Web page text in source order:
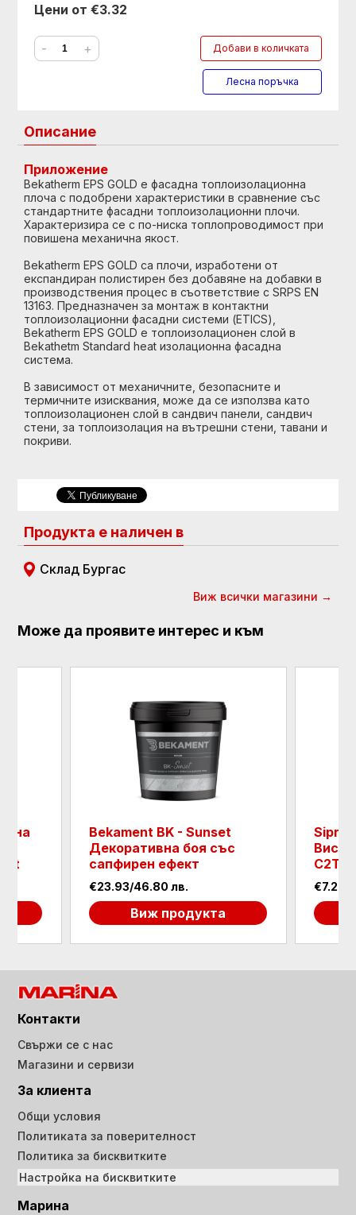
Цени от €3.32
- + Добави в количката
Лесна поръчка
Описание
Приложение
Bekatherm EPS GOLD е фасадна топлоизолационна
плоча с подобрени характеристики в сравнение със
стандартните фасадни топлоизолационни плочи.
Характеризира се с по-ниска топлопроводимост при
повишена механична якост.
Bekatherm EPS GOLD са плочи, изработени от
експандиран полистирен без добавяне на добавки в
производствения процес в съответствие с SRPS EN
13163. Предназначен за монтаж в контактни
топлоизолационни фасадни системи (ETICS),
Bekatherm EPS GOLD е топлоизолационен слой в
Bekathetm Standard heat изолационна фасадна
система.
В зависимост от механичните, безопасните и
термичните изисквания, може да се използва като
топлоизолационен слой в сандвич панели, сандвич
стени, за топлоизолация на вътрешни стени, тавани и
покриви.
Продукта е наличен в
Склад Бургас
Виж всички магазини →
Може да проявите интерес и към
Bekament BK - Sunset
Декоративна боя със
сапфирен ефект
€23.93/46.80 лв.
Виж продукта
C2T
€7.26/
Контакти
Свържи се с нас
Магазини и сервизи
За клиента
Общи условия
Политиката за поверителност
Политика за бисквитките
Настройка на бисквитките
Марина